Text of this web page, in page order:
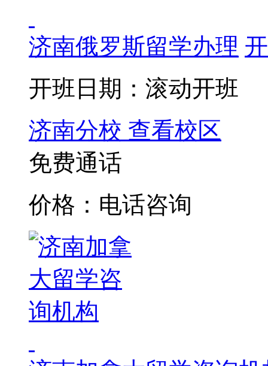
济南俄罗斯留学办理
开班日期：滚动开班
济南分校 查看校区
免费通话
价格：电话咨询